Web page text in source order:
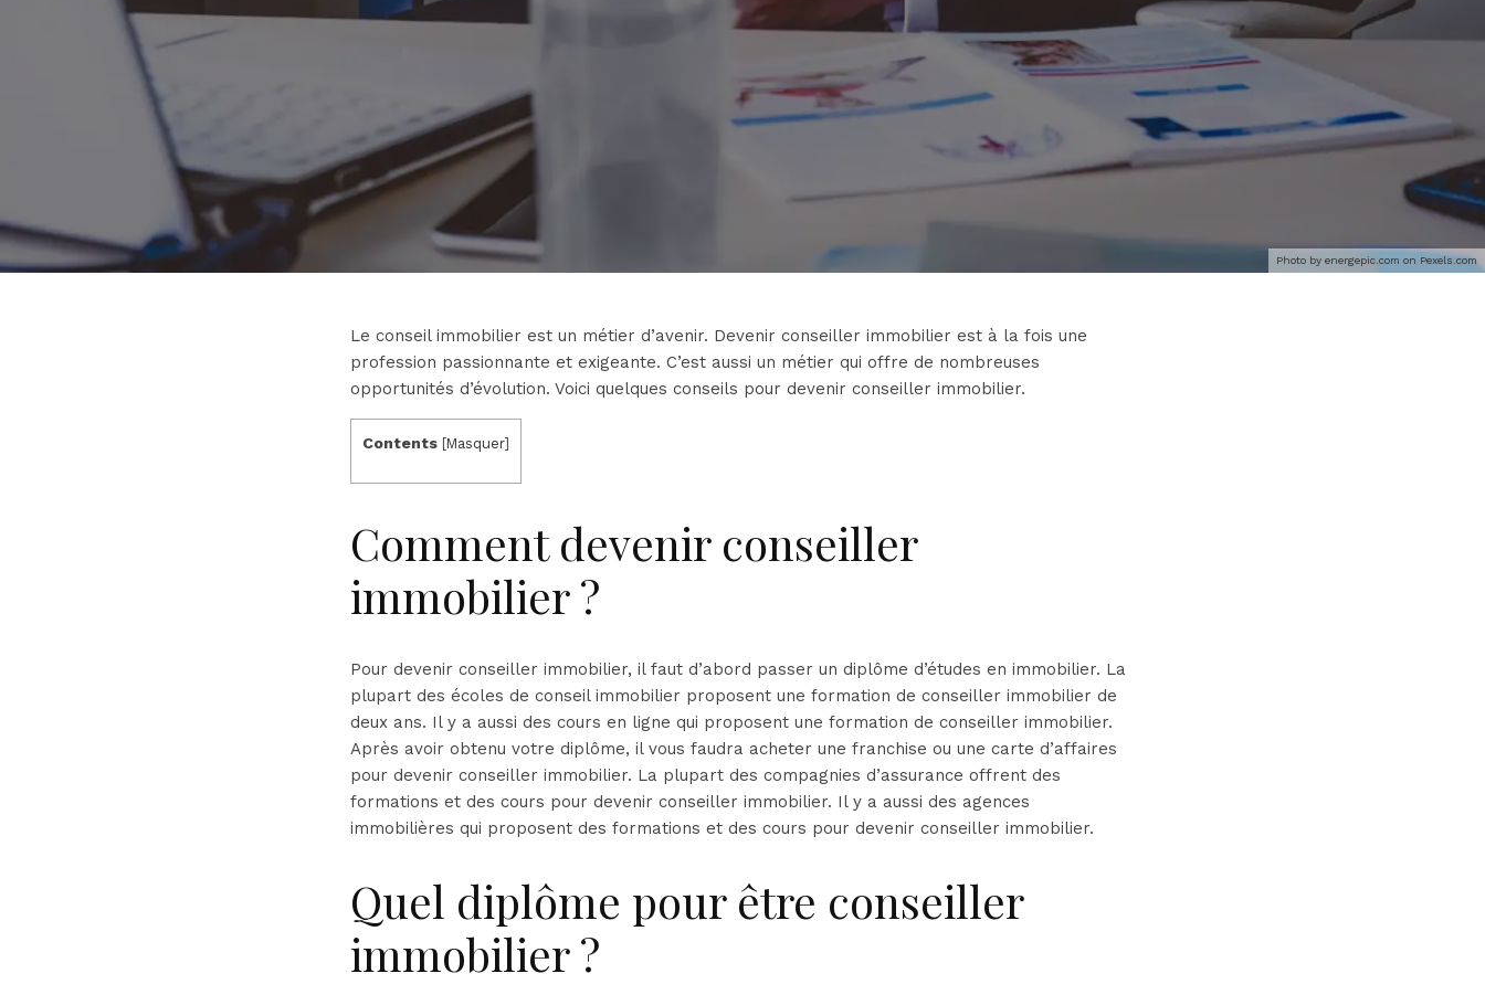
Photo by energepic.com on Pexels.com
Le conseil immobilier est un métier d’avenir. Devenir conseiller immobilier est à la fois une
profession passionnante et exigeante. C’est aussi un métier qui offre de nombreuses
opportunités d’évolution. Voici quelques conseils pour devenir conseiller immobilier.
Contents [Masquer]
Comment devenir conseiller
immobilier ?
Pour devenir conseiller immobilier, il faut d’abord passer un diplôme d’études en immobilier. La
plupart des écoles de conseil immobilier proposent une formation de conseiller immobilier de
deux ans. Il y a aussi des cours en ligne qui proposent une formation de conseiller immobilier.
Après avoir obtenu votre diplôme, il vous faudra acheter une franchise ou une carte d’affaires
pour devenir conseiller immobilier. La plupart des compagnies d’assurance offrent des
formations et des cours pour devenir conseiller immobilier. Il y a aussi des agences
immobilières qui proposent des formations et des cours pour devenir conseiller immobilier.
Quel diplôme pour être conseiller
immobilier ?